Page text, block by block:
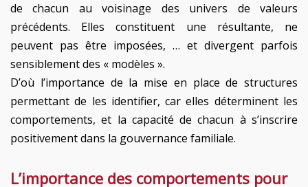
de chacun au voisinage des univers de valeurs
précédents. Elles constituent une résultante, ne
peuvent pas être imposées, … et divergent parfois
sensiblement des « modèles ».
D’où l’importance de la mise en place de structures
permettant de les identifier, car elles déterminent les
comportements, et la capacité de chacun à s’inscrire
positivement dans la gouvernance familiale.
L’importance des comportements pour